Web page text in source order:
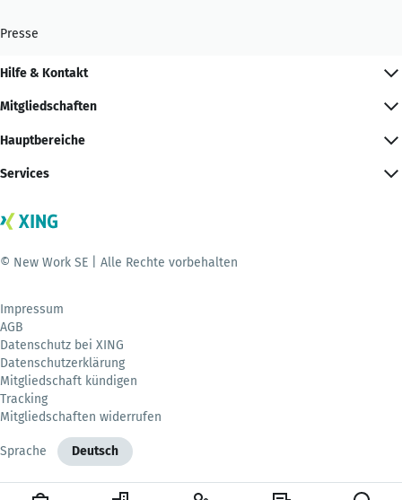
Presse
Hilfe & Kontakt
Mitgliedschaften
Hauptbereiche
Services
© New Work SE | Alle Rechte vorbehalten
Impressum
AGB
Datenschutz bei XING
Datenschutzerklärung
Mitgliedschaft kündigen
Tracking
Mitgliedschaften widerrufen
Sprache Deutsch